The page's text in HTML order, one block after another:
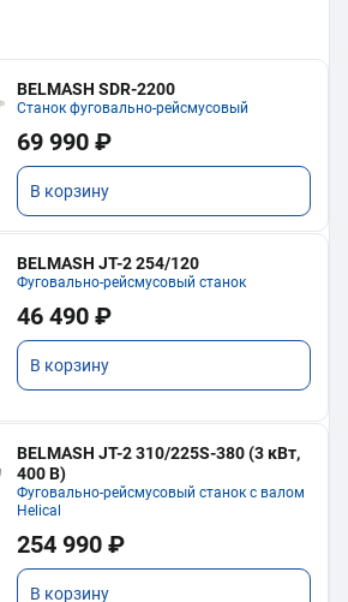
BELMASH SDR-2200
Станок фуговально-рейсмусовый
69 990 ₽
В корзину
BELMASH JT-2 254/120
Фуговально-рейсмусовый станок
46 490 ₽
В корзину
BELMASH JT-2 310/225S-380 (3 кВт,
400 В)
Фуговально-рейсмусовый станок с валом
Helical
254 990 ₽
В корзину